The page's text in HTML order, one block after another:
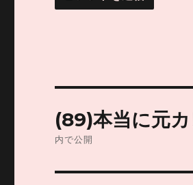
稿
(89)本当に元
内で公開